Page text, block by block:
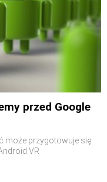
przed Google
może przygotowuje się
VR